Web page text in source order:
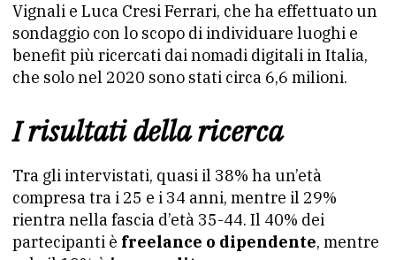
Vignali e Luca Cresi Ferrari, che ha effettuato un
sondaggio con lo scopo di individuare luoghi e
benefit più ricercati dai nomadi digitali in Italia,
che solo nel 2020 sono stati circa 6,6 milioni.
I risultati della ricerca
Tra gli intervistati, quasi il 38% ha un’età
compresa tra i 25 e i 34 anni, mentre il 29%
rientra nella fascia d’età 35-44. Il 40% dei
partecipanti è freelance o dipendente, mentre